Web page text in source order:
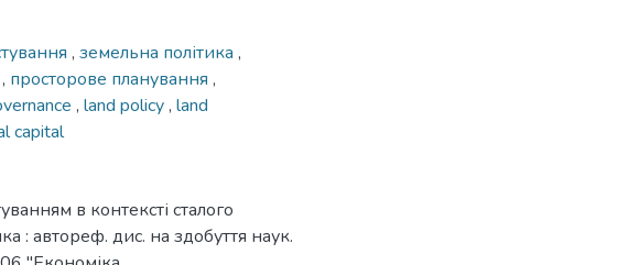
, земельна політика ,
, просторове планування ,
, land policy, land
capital
в контексті сталого
: автореф. дис. на здобуття наук.